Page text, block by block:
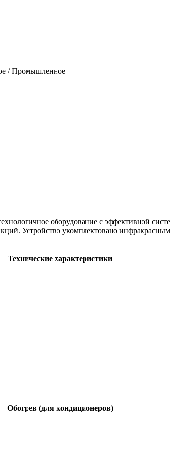
/ Промышленное
оборудование с эффективной
Устройство укомплектовано
Технические характеристики
Обогрев (для кондиционеров)